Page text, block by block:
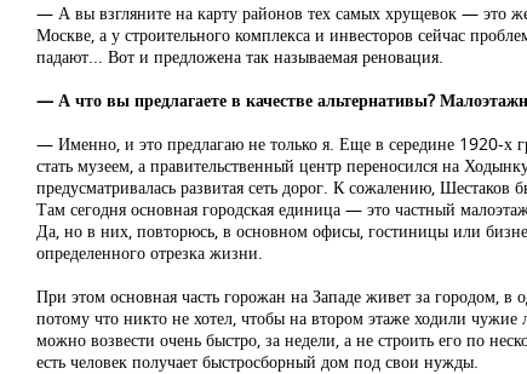
— А вы взгляните на карту районов тех самых хрущевок — это
Москве, а у строительного комплекса и инвесторов сейчас
падают... Вот и предложена так называемая реновация.
— А что вы предлагаете в качестве альтернативы?
— Именно, и это предлагаю не только я. Еще в середине 1920-х
стать музеем, а правительственный центр переносился на
предусматривалась развитая сеть дорог. К сожалению,
Там сегодня основная городская единица — это частный
Да, но в них, повторюсь, в основном офисы, гостиницы или
определенного отрезка жизни.
При этом основная часть горожан на Западе живет за городом,
потому что никто не хотел, чтобы на втором этаже ходили
можно возвести очень быстро, за недели, а не строить его по
есть человек получает быстросборный дом под свои нужды.